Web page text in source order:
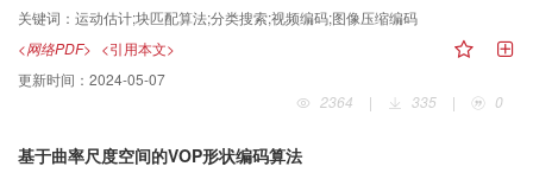
块进行分类 ,然后确定其搜索范围和搜索步骤 ,在应用分类搜索法时 ,根据运动矢
量的中心偏置特性 ,将第 1步和第 2步的搜索窗采用 5× 5的窗口 ,第 3步采用 3×
3的窗口 .结果表明 ,该分类快速搜索新算法在运动矢量的估计质量上 ,明显优于
传统三步搜索法 ,且搜索次数与传统三步搜索法相比 ,降低了 2 3% ,与全搜索法
相比 ,降低了 91% .实验结果证明 ,该算法尤其适用于快速运动、复杂运动序列的
关键词： 运动估计;块匹配算法;分类搜索;视频编码;图像压缩编码
<网络PDF> <引用本文>
更新时间： 2024-05-07
2364
| 335 | 0
基于曲率尺度空间的VOP形状编码算法